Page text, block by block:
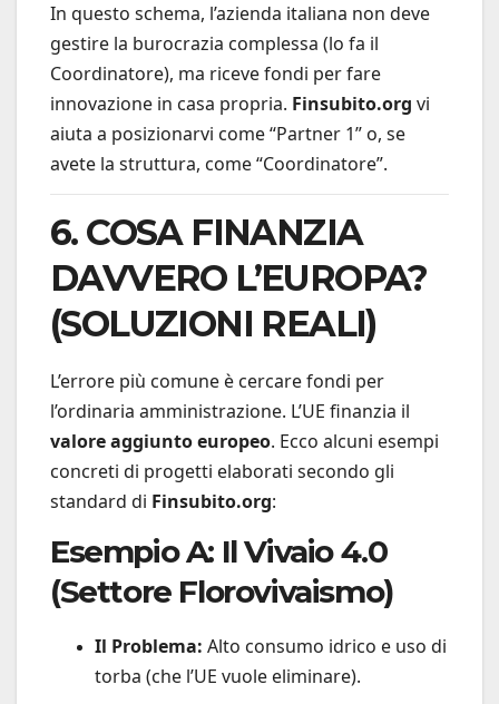
In questo schema, l’azienda italiana non deve
gestire la burocrazia complessa (lo fa il
Coordinatore), ma riceve fondi per fare
innovazione in casa propria. Finsubito.org vi
aiuta a posizionarvi come “Partner 1” o, se
avete la struttura, come “Coordinatore”.
6. COSA FINANZIA
DAVVERO L’EUROPA?
(SOLUZIONI REALI)
L’errore più comune è cercare fondi per
l’ordinaria amministrazione. L’UE finanzia il
valore aggiunto europeo. Ecco alcuni esempi
concreti di progetti elaborati secondo gli
standard di Finsubito.org:
Esempio A: Il Vivaio 4.0
(Settore Florovivaismo)
Il Problema: Alto consumo idrico e uso di
torba (che l’UE vuole eliminare).